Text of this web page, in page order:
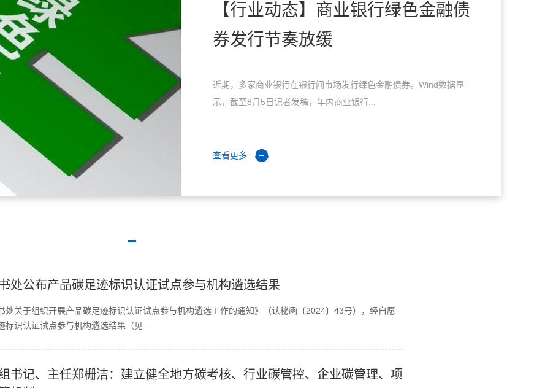
【行业动态】商业银行绿色金融债
券发行节奏放缓
近期，多家商业银行在银行间市场发行绿色金融债券。Wind数据显
示，截至8月5日记者发稿，年内商业银行...
查看更多
处公布产品碳足迹标识认证试点参与机构遴选结果
处关于组织开展产品碳足迹标识认证试点参与机构遴选工作的通知》（认秘函〔2024〕43号），经自愿
识认证试点参与机构遴选结果（见...
书记、主任郑栅洁：建立健全地方碳考核、行业碳管控、企业碳管理、项